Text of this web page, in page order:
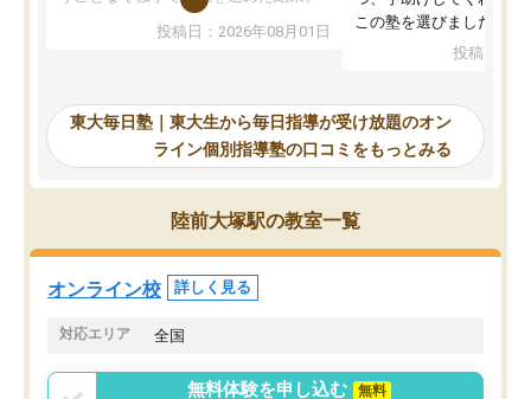
入試本番に地歴の学習が間に合わず不
合格となってしまいました。その経験
東大毎日塾にたどり着きました。学習
の長期計画や日々の勉強のやり方につ
いて客観的なアドバイスをいただけた
ので、自信をもって受験勉強を進める
ことができました。自分のように勉強
のやり方や進捗管理で苦労している方
には特におすすめしたい塾です。
投稿日：2026年08月01日
この塾を選びました。
投稿日：
東大毎日塾｜東大生から毎日指導が受け放題のオン
ライン個別指導塾の口コミをもっとみる
陸前大塚駅の教室一覧
オンライン校 詳しく見る
対応エリア 全国
無料体験を申し込む 無料